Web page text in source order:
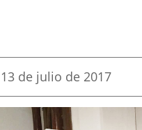
Fecha
la
noticia
13 de julio de 2017